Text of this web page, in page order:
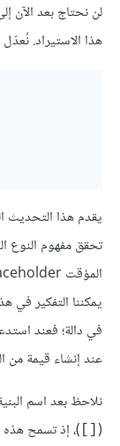
لن نحتاج بعد الآن
هذا الاستيراد. نُعدّل
يقدم هذا التحديث
تحقق مفهوم النوع
يمكننا التفكير في
في دالة؛ فعند
عند إنشاء قيمة من
نلاحظ بعد اسم
(
)، إذ تسمح هذه